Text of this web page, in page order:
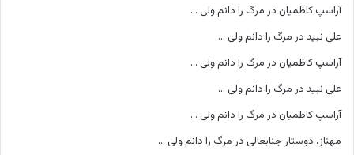
آراسپ کاظمیان در مرگ را دانم ولی …
علی نبید در مرگ را دانم ولی …
آراسپ کاظمیان در مرگ را دانم ولی …
علی نبید در مرگ را دانم ولی …
آراسپ کاظمیان در مرگ را دانم ولی …
مهناز، دوستار جنابعالی در مرگ را دانم ولی …